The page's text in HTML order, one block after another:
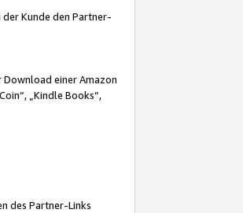
Kunde den Partner-
einer Amazon
„Kindle Books“,
des Partner-Links